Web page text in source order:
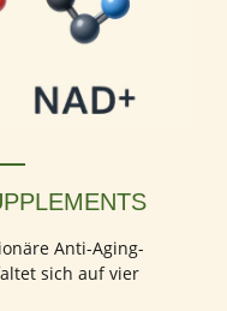
Anti-Aging-
sich auf vier